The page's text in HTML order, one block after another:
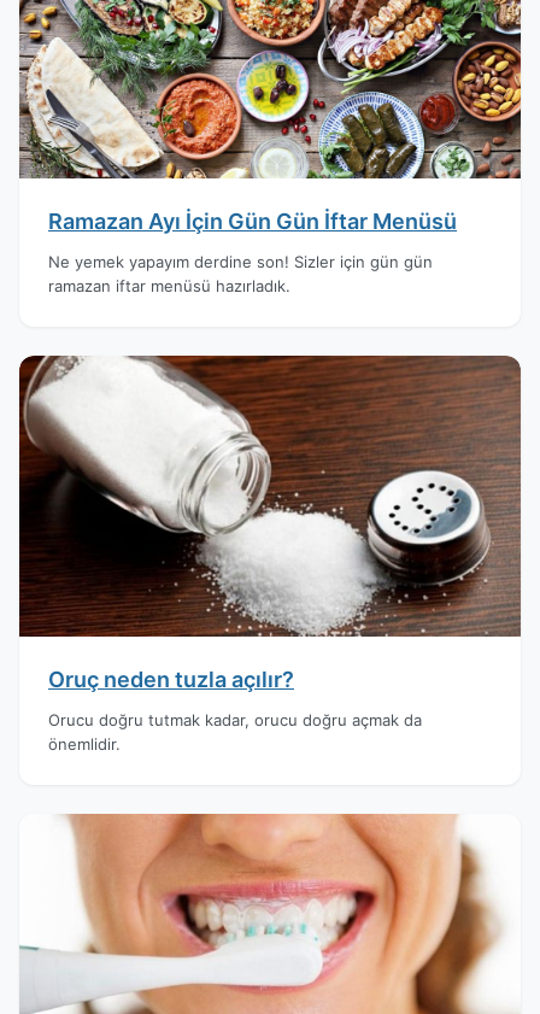
Ramazan Ayı İçin Gün Gün İftar Menüsü
Ne yemek yapayım derdine son! Sizler için gün gün
ramazan iftar menüsü hazırladık.
Oruç neden tuzla açılır?
Orucu doğru tutmak kadar, orucu doğru açmak da
önemlidir.